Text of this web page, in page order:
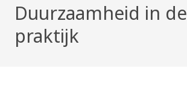
Duurzaamheid in de
praktijk